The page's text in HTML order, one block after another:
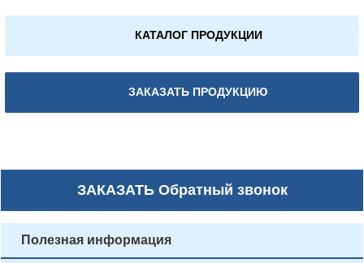
КАТАЛОГ ПРОДУКЦИИ
ЗАКАЗАТЬ ПРОДУКЦИЮ
ЗАКАЗАТЬОбратный звонок
Полезная информация